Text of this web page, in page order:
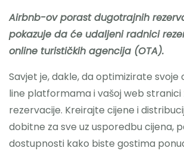
Airbnb-ov porast dugotrajnih
pokazuje da će udaljeni radnici
online turističkih agencija (OTA).
Savjet je, dakle, da optimizirate svoje
line platformama i vašoj web stranici
rezervacije. Kreirajte cijene i
dobitne za sve uz usporedbu cijena,
dostupnosti kako biste gostima